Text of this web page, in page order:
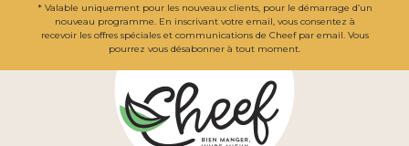
* Valable uniquement pour les nouveaux clients, pour le démarrage d’un
nouveau programme. En inscrivant votre email, vous consentez à
recevoir les offres spéciales et communications de Cheef par email. Vous
pourrez vous désabonner à tout moment.